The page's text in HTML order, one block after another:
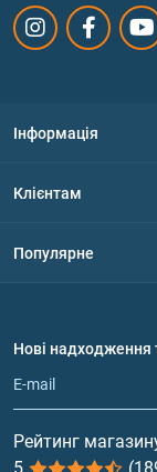
Інформація
Політика
Обмін та
Клієнтам
Популярне
Протеїн
Гейнери
Вітаміни та
Нові надходження
Рейтинг
5